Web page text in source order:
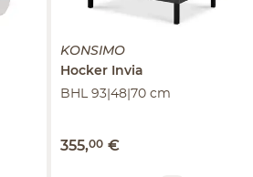
KONSIMO
Hocker
Invia
BHL 93|48|70 cm
355,00 €